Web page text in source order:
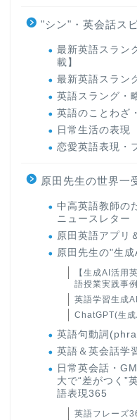
"シン"・英会話ス
最新英語スラン
載】
最新英語スラン
英語スラング・
英語のことわざ
日常生活の表現
恋愛英語表現・
原田先生の世界一
中高英語教師の
ニュースレター
原田英語アプリ
原田先生の"生
【生成AI活用
語授業実践事例
英語学習生成
ChatGPT(生
英語句動詞
英語＆英会話学
日常英会話・
大で“差がつく”
語表現365
英語フレーズ